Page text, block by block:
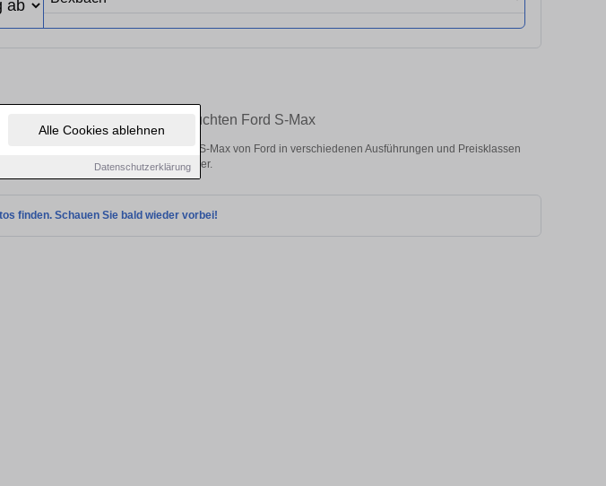
Alle Cookies ablehnen
Datenschutzerklärung
Sie in Bexbach Ihren gebrauchten Ford S-Max
Entdecken Sie gebrauchte S-Max von Ford in verschiedenen Ausführungen und Preisklassen
von privat und vom Händler.
finden. Schauen Sie bald wieder vorbei!